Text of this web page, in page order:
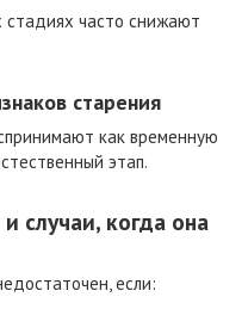
часто снижают
старения
как временную
этап.
случаи, когда она
если: